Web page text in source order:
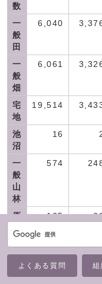
よくある質問 組
数
一
般
田
6,040
一
般
畑
6,061
宅
地
19,514
池
沼
16
一
般
山
林
574
原
野
165
雑
種
地
1,922